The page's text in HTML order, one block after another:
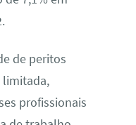
de peritos
limitada,
profissionais